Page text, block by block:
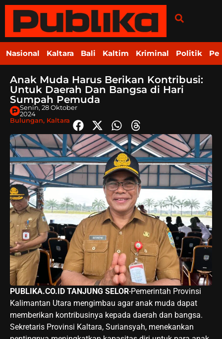
Nasional Kaltara Bali Kaltim Kriminal Politik
Anak Muda Harus Berikan Kontribusi:
Untuk Daerah Dan Bangsa di Hari
Sumpah Pemuda
Senin, 28 Oktober
2024
Bulungan, Kaltara
PUBLIKA.CO.ID TANJUNG SELOR-Pemerintah Provinsi
Kalimantan Utara mengimbau agar anak muda dapat
memberikan kontribusinya kepada daerah dan bangsa.
Sekretaris Provinsi Kaltara, Suriansyah, menekankan